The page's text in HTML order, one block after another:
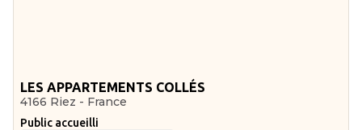
LES APPARTEMENTS COLLÉS
4166 Riez - France
Public accueilli